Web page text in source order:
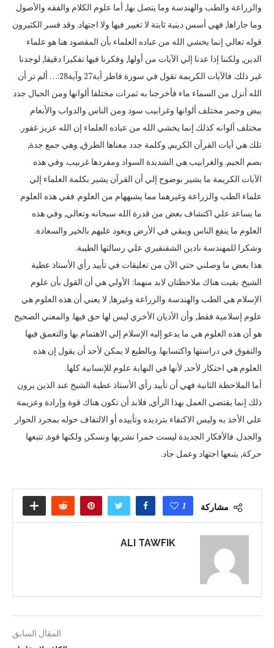
والزراعة والطب والهندسة وما يتصل بها‏,‏ أما علوم الكلام والفقه والأصول
وما جاراها‏,‏ فهي أسس دينية ثابتة لا تغيير فيها ولا اجتهاد‏.‏ وقد فسر الكثيرون
قوله تعالي إنما يخشي الله من عباده العلماء بأن المقصود هنا هو علماء
الدين‏,‏ ولكننا إذا عدنا إلي الآيات من أولها‏,‏ وفكرنا فيها تفكيرا دقيقا‏,‏ لوجدنا
غير ذلك‏.‏ فالآيات الكريمة تقول في سورة فاطر أية‏27‏ وآية‏28:…‏ ألم تر أن
الله أنزل من السماء ماء فأخرجنا به ثمرات مختلفا ألوانها ومن الجبال جدد
بيض وحمر مختلف ألوانها وغرابيب سود ومن الناس والدواب والأنعام
مختلف ألوانه كذلك إنما يخشي الله من عباده العلماء إن الله عزيز غفور‏.‏
تلك هي آيات القرآن الكريم‏,‏ وكلمة جدد معناها الطرق‏,‏ وهي جمع جدة‏,‏
بضم الجيم‏.‏ والغرابيب هي الشديدة السواد ومفردها غربيب‏.‏ وفي هذه
الآيات الكريمة ما يشير بوضوح إلي أن القرآن يشير بكلمة العلماء إلي
علماء الطب والزراعة وغيرهما مما يشبههام من العلوم‏.‏ ففي هذه العلوم
ما يساعد علي اكتشاف بعض من قدرة الله سبحانه وتعالي‏,‏ وفي هذه
العلوم ما ينفع الناس ويبقي في الأرض ويعود عليهم بالخير والسعادة‏.‏
وشكرا للمهندسة نادين الشقنقيري علي رسالتها الطيبة‏.‏
هذا بعض ما وصلني حتي الآن من تعليقات في تأييد رأي الأستاذ عطية
الشيخ‏.‏ بقيت هناك ملاحظتان لابد منهما‏:‏ الأولي هي أن القول بأن علوم
الإسلام هي الطب والهندسة والزراعة وغيرها‏,‏ لا يعني أن هذه العلوم هي
علوم إسلامية فقط‏,‏ وأن الأديان الأخري ليس لها حق فيها‏.‏ والمعني الصحيح
هو أن هذه العلوم هي ما يدعو إليه الإسلام إلي الاهتمام بها والتعمق فيها
والتفوق في دراستها واكتسابها‏.‏ وبالطبع لا يمكن لأحد أن يقول إن هذه
العلوم هي احتكار لأحد‏,‏ لأنها في النهاية علوم للإنسانية كلها‏.‏
أما الملاحظة الثانية فهي أن تأييد رأي الأستاذ عطية الشيخ عند الذين يرون
ذلك إنما يقتضي العمل بهذا الرأي‏,‏ فلابد أن تكون هناك قوة وإرادة وعزيمة
علي الأخذ به وليس الاكتفاء بترديده وتأييده أو الالتفاف حوله بمجرد الحوار
والجدل‏.‏ فالأفكار الجديدة ليست خمرا نشربها ونسكر‏,‏ ولكنها قوة‏,‏ تتبعها
حركة‏,‏ يتبعها اجتهاد وعمل جاد‏.‏
مشاركة 1
ALI TAWFIK
المقال السابق